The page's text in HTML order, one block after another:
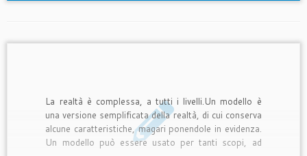
La realtà è complessa, a tutti i livelli.Un modello è
una versione semplificata della realtà, di cui conserva
alcune caratteristiche, magari ponendole in evidenza.
Un modello può essere usato per tanti scopi, ad